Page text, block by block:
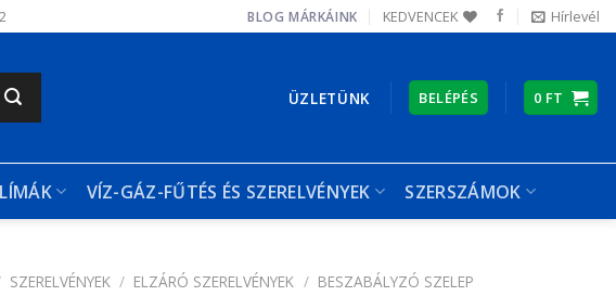
BLOG MÁRKÁINK KEDVENCEK Hírlevél
ÜZLETÜNK BELÉPÉS 0 FT
VÍZ-GÁZ-FŰTÉS ÉS SZERELVÉNYEK SZERSZÁMOK
SZERELVÉNYEK / ELZÁRÓ SZERELVÉNYEK / BESZABÁLYZÓ SZELEP